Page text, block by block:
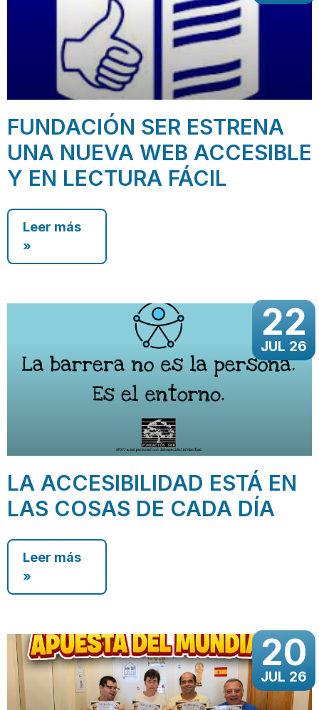
FUNDACIÓN SER ESTRENA
UNA NUEVA WEB ACCESIBLE
Y EN LECTURA FÁCIL
Leer más
»
22
JUL 26
LA ACCESIBILIDAD ESTÁ EN
LAS COSAS DE CADA DÍA
Leer más
»
20
JUL 26